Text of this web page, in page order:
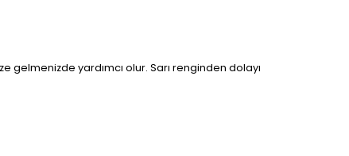
gelmenizde yardımcı olur. Sarı renginden dolayı